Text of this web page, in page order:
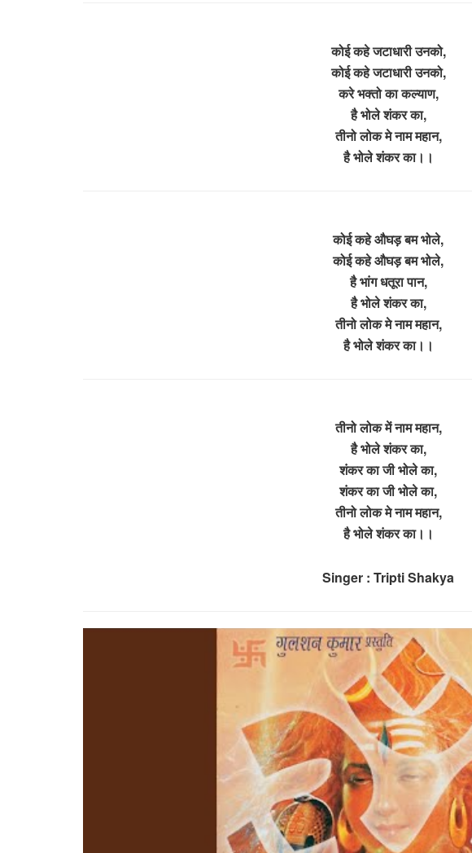
कोई कहे जटाधारी उनको,
कोई कहे जटाधारी उनको,
करे भक्तो का कल्याण,
है भोले शंकर का,
तीनो लोक मे नाम महान,
है भोले शंकर का।।
कोई कहे औघड़ बम भोले,
कोई कहे औघड़ बम भोले,
है भांग धतूरा पान,
है भोले शंकर का,
तीनो लोक मे नाम महान,
है भोले शंकर का।।
तीनो लोक में नाम महान,
है भोले शंकर का,
शंकर का जी भोले का,
शंकर का जी भोले का,
तीनो लोक मे नाम महान,
है भोले शंकर का।।
Singer : Tripti Shakya